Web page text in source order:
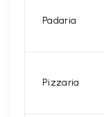
Padaria
Pizzaria